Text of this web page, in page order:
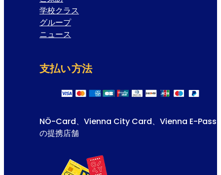
学校クラス
グループ
ニュース
支払い方法
NÖ-Card、Vienna City Card、Vienna E-Pass
の提携店舗